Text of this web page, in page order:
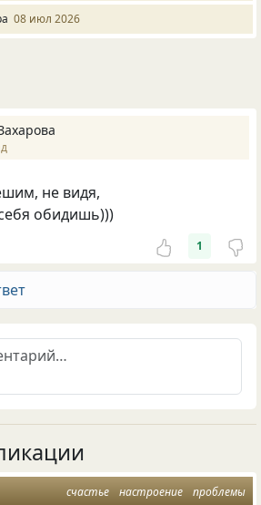
08 июл 2026
не видя,
обидишь)))
1
счастье настроение проблемы